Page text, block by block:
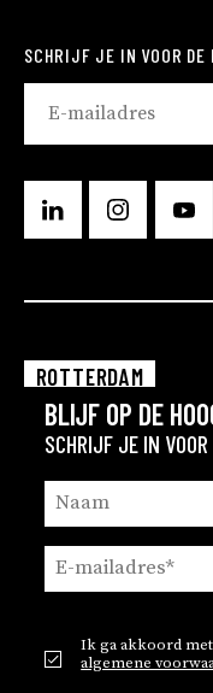
BLIJF OP DE
SCHRIJF JE IN
Ik ga akkoord met
algemene
SCHRIJF JE IN VOOR DE
ROTTERDAM
EINDHOVEN
GRONINGEN
© 2026
Brink
Privacy en
Privacy